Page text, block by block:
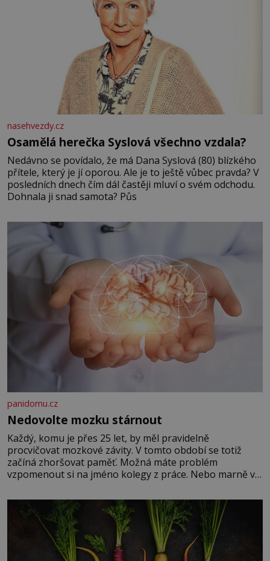
nasehvezdy.cz
Osamělá herečka Syslová všechno vzdala?
Nedávno se povídalo, že má Dana Syslová (80) blízkého
přítele, který je jí oporou. Ale je to ještě vůbec pravda? V
posledních dnech čím dál častěji mluví o svém odchodu.
Dohnala ji snad samota? Půs
panidomu.cz
Nedovolte mozku stárnout
Každý, komu je přes 25 let, by měl pravidelně
procvičovat mozkové závity. V tomto období se totiž
začíná zhoršovat paměť. Možná máte problém
vzpomenout si na jméno kolegy z práce. Nebo marně v
Je to opravdu tak, s věkem jako kdyby se paměť
rozhodla stávkovat. Cvičte